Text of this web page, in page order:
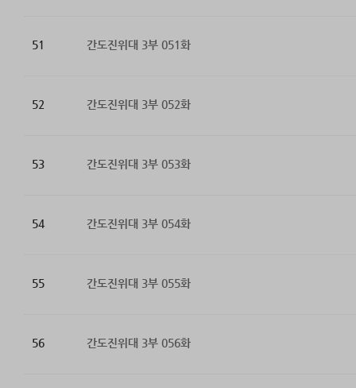
51 간도진위대 3부 051화
52 간도진위대 3부 052화
53 간도진위대 3부 053화
54 간도진위대 3부 054화
55 간도진위대 3부 055화
56 간도진위대 3부 056화